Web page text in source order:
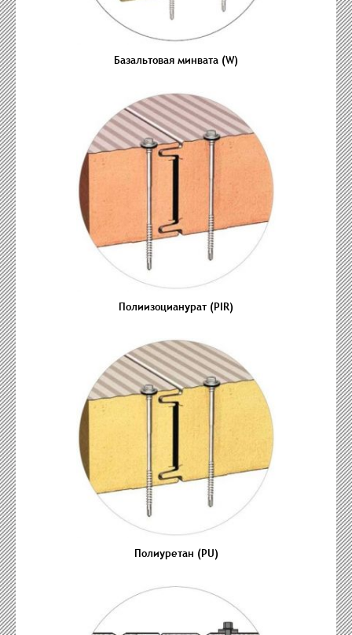
Базальтовая минвата (W)
Полиизоцианурат (PIR)
Полиуретан (PU)